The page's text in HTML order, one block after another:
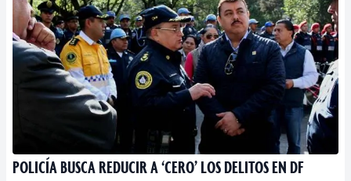
POLICÍA BUSCA REDUCIR A ‘CERO’ LOS DELITOS EN DF